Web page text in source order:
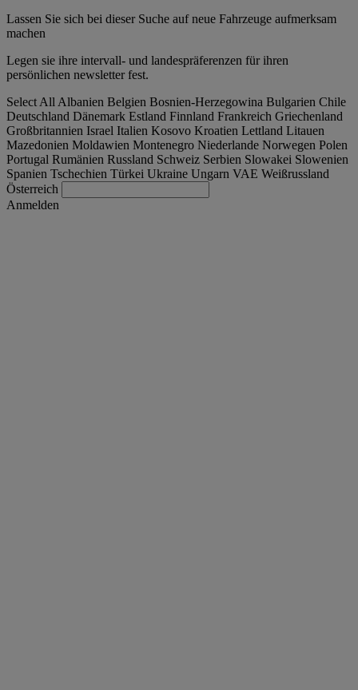
Lassen Sie sich bei dieser Suche auf neue Fahrzeuge aufmerksam
machen
Legen sie ihre intervall- und landespräferenzen für ihren
persönlichen newsletter fest.
Select All Albanien Belgien Bosnien-Herzegowina Bulgarien Chile
Deutschland Dänemark Estland Finnland Frankreich Griechenland
Großbritannien Israel Italien Kosovo Kroatien Lettland Litauen
Mazedonien Moldawien Montenegro Niederlande Norwegen Polen
Portugal Rumänien Russland Schweiz Serbien Slowakei Slowenien
Spanien Tschechien Türkei Ukraine Ungarn VAE Weißrussland
Österreich
Anmelden